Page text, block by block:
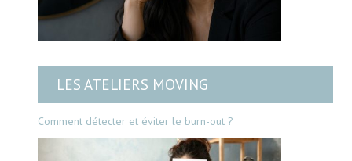
LES ATELIERS MOVING
Comment détecter et éviter le burn-out ?